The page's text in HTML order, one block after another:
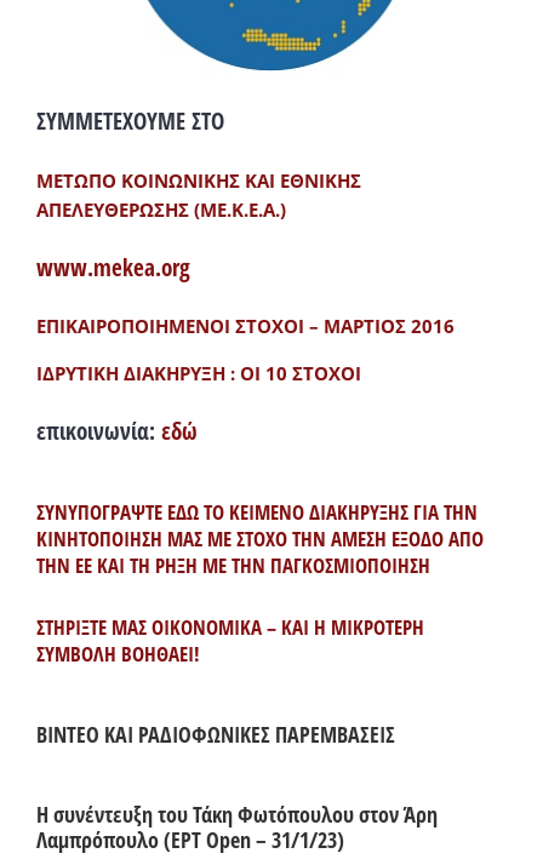
ΣΥΜΜΕΤΕΧΟΥΜΕ ΣΤΟ
ΜΕΤΩΠΟ ΚΟΙΝΩΝΙΚΗΣ ΚΑΙ ΕΘΝΙΚΗΣ
ΑΠΕΛΕΥΘΕΡΩΣΗΣ (ΜΕ.Κ.Ε.Α.)
www.mekea.org
ΕΠΙΚΑΙΡΟΠΟΙΗΜΕΝΟΙ ΣΤΟΧΟΙ – ΜΑΡΤΙΟΣ 2016
ΙΔΡΥΤΙΚΗ ΔΙΑΚΗΡΥΞΗ : ΟΙ 10 ΣΤΟΧΟΙ
επικοινωνία: εδώ
ΣΥΝΥΠΟΓΡΑΨΤΕ ΕΔΩ ΤΟ ΚΕΙΜΕΝΟ ΔΙΑΚΗΡΥΞΗΣ ΓΙΑ ΤΗΝ
ΚΙΝΗΤΟΠΟΙΗΣΗ ΜΑΣ ΜΕ ΣΤΟΧΟ ΤΗΝ ΑΜΕΣΗ ΕΞΟΔΟ ΑΠΟ
ΤΗΝ ΕΕ ΚΑΙ ΤΗ ΡΗΞΗ ΜΕ ΤΗΝ ΠΑΓΚΟΣΜΙΟΠΟΙΗΣΗ
ΣΤΗΡΙΞΤΕ ΜΑΣ ΟΙΚΟΝΟΜΙΚΑ – ΚΑΙ Η ΜΙΚΡΟΤΕΡΗ
ΣΥΜΒΟΛΗ ΒΟΗΘΑΕΙ!
ΒΙΝΤΕΟ ΚΑΙ ΡΑΔΙΟΦΩΝΙΚΕΣ ΠΑΡΕΜΒΑΣΕΙΣ
Η συνέντευξη του Τάκη Φωτόπουλου στον Άρη
Λαμπρόπουλο (ΕΡΤ Open – 31/1/23)